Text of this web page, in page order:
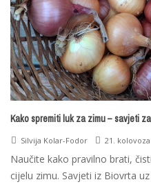
Kako spremiti luk za zimu – savjeti
Silvija Kolar-Fodor 21. kolovoza
Naučite kako pravilno brati,
cijelu zimu. Savjeti iz Biovrta